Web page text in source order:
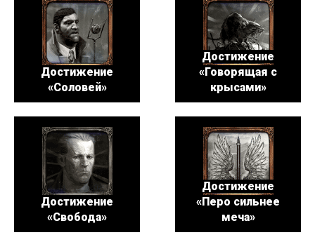
Достижение
«Соловей»
Достижение
«Говорящая с
крысами»
Достижение
«Свобода»
Достижение
«Перо сильнее
меча»